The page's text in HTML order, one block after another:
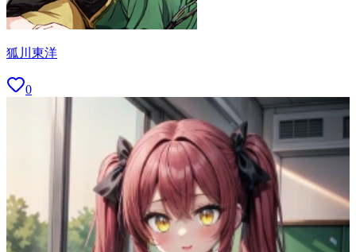
狐川東洋
0